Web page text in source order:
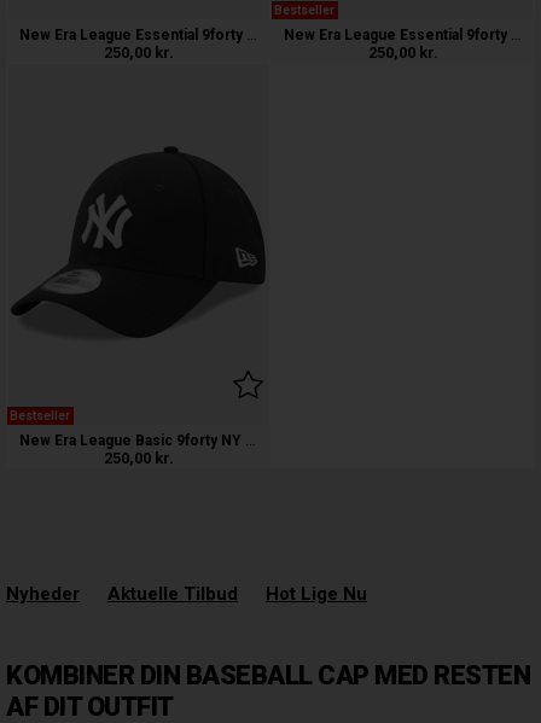
New Era League Essential 9forty LA Dod
250,00 kr.
Bestseller
New Era League Essential 9forty NY Yan
250,00 kr.
Bestseller
250,00 kr.
Nyheder Aktuelle Tilbud Hot Lige Nu
KOMBINER DIN BASEBALL CAP MED RESTEN
AF DIT OUTFIT